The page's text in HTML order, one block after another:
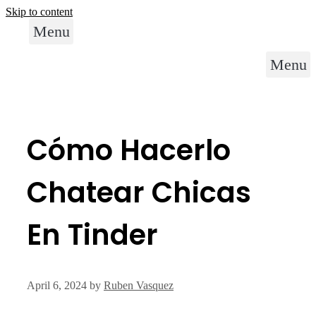
Skip to content
Menu
Menu
Cómo Hacerlo
Chatear Chicas
En Tinder
April 6, 2024 by Ruben Vasquez